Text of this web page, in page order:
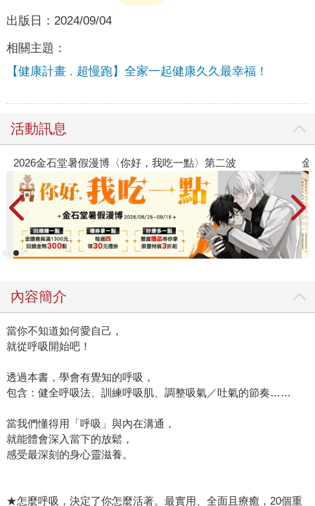
出版日： 2024/09/04
相關主題：
【健康計畫 . 超慢跑】全家一起健康久久最幸福！
活動訊息
金石堂2026海外優惠：電子書
內容簡介
當你不知道如何愛自己，
就從呼吸開始吧！
透過本書，學會有覺知的呼吸，
包含：健全呼吸法、訓練呼吸肌、調整吸氣／吐氣的節奏……
當我們懂得用「呼吸」與內在溝通，
就能體會深入當下的放鬆，
感受最深刻的身心靈滋養。
★怎麼呼吸，決定了你怎麼活著。最實用、全面且療癒，20個重